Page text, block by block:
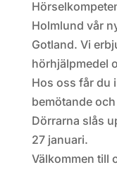
Holmlund vår
Gotland. Vi
hörhjälpmedel
Hos oss får du
bemötande
Dörrarna slås
27 januari.
Välkommen till